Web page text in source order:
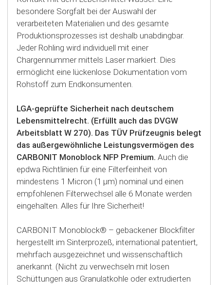
besondere Sorgfalt bei der Auswahl der
verarbeiteten Materialien und des gesamte
Produktionsprozesses ist deshalb unabdingbar.
Jeder Rohling wird individuell mit einer
Chargennummer mittels Laser markiert. Dies
ermöglicht eine lückenlose Dokumentation vom
Rohstoff zum Endkonsumenten.
LGA-geprüfte Sicherheit nach deutschem
Lebensmittelrecht. (Erfüllt auch das DVGW
Arbeitsblatt W 270). Das TÜV Prüfzeugnis belegt
das außergewöhnliche Leistungsvermögen des
CARBONIT Monoblock NFP Premium. Auch die
epdwa Richtlinien für eine Filterfeinheit von
mindestens 1 Micron (1 µm) nominal und einen
empfohlenen Filterwechsel alle 6 Monate werden
eingehalten. Alles für Ihre Sicherheit!
CARBONIT Monoblock® – gebackener Blockfilter
hergestellt im Sinterprozeß, international patentiert,
mehrfach ausgezeichnet und wissenschaftlich
anerkannt. (Nicht zu verwechseln mit losen
Schüttungen aus Granulatkohle oder extrudierten